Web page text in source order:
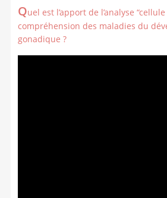
Quel est l’apport de l’analyse
compréhension des maladies du
gonadique ?